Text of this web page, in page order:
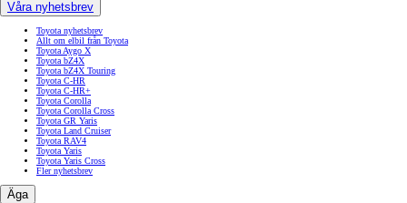
Våra nyhetsbrev
Toyota nyhetsbrev
Allt om elbil från Toyota
Toyota Aygo X
Toyota bZ4X
Toyota bZ4X Touring
Toyota C-HR
Toyota C-HR+
Toyota Corolla
Toyota Corolla Cross
Toyota GR Yaris
Toyota Land Cruiser
Toyota RAV4
Toyota Yaris
Toyota Yaris Cross
Fler nyhetsbrev
Äga